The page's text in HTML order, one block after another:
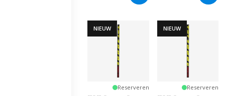
NIEUW
Reserveren
NIEUW
Reserveren